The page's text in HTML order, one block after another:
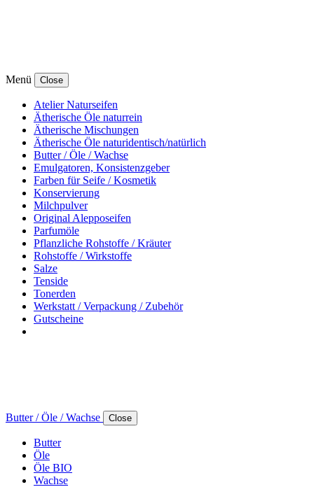
Menü Close
Atelier Naturseifen
Ätherische Öle naturrein
Ätherische Mischungen
Ätherische Öle naturidentisch/natürlich
Butter / Öle / Wachse
Emulgatoren, Konsistenzgeber
Farben für Seife / Kosmetik
Konservierung
Milchpulver
Original Alepposeifen
Parfumöle
Pflanzliche Rohstoffe / Kräuter
Rohstoffe / Wirkstoffe
Salze
Tenside
Tonerden
Werkstatt / Verpackung / Zubehör
Gutscheine
Butter / Öle / Wachse Close
Butter
Öle
Öle BIO
Wachse